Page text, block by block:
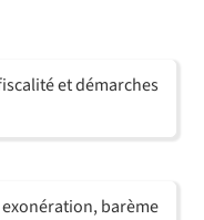
et démarches
barème